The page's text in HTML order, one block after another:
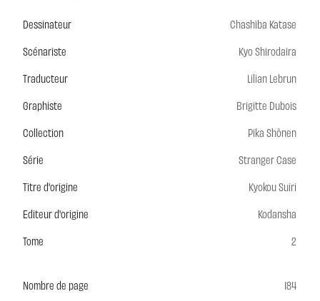
Dessinateur
Chashiba Katase
Scénariste
Kyo Shirodaira
Traducteur
Lilian Lebrun
Graphiste
Brigitte Dubois
Collection
Pika Shônen
Série
Stranger Case
Titre d'origine
Kyokou Suiri
Editeur d'origine
Kodansha
Tome
2
Nombre de page
184